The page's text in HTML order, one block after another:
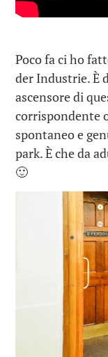
Poco fa ci ho
der Industrie. È
ascensore di
corrispondente
spontaneo e
park. È che da
🙂